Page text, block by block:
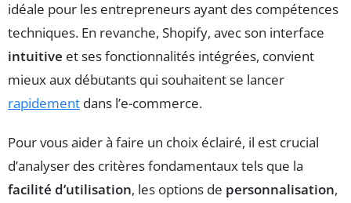
idéale pour les entrepreneurs ayant des compétences
techniques. En revanche, Shopify, avec son interface
intuitive et ses fonctionnalités intégrées, convient
mieux aux débutants qui souhaitent se lancer
rapidement dans l’e-commerce.
Pour vous aider à faire un choix éclairé, il est crucial
d’analyser des critères fondamentaux tels que la
facilité d’utilisation, les options de personnalisation,